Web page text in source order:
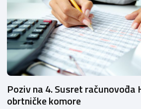
Poziv na 4. Susret računovođa
obrtničke komore